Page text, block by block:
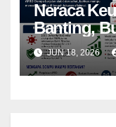
Neraca
Banting,
Berlebihan
JUN 18, 2026